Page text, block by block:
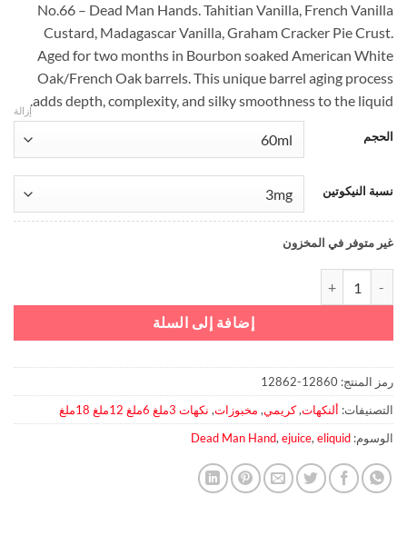
هو:
د.إ80.00.
هو:
د.إ70.00.
No.66 – Dead Man Hands. Tahitian Vanilla, French Vanilla
Custard, Madagascar Vanilla, Graham Cracker Pie Crust.
Aged for two months in Bourbon soaked American White
Oak/French Oak barrels. This unique barrel aging process
adds depth, complexity, and silky smoothness to the liquid.
الحجم
نسبة النيكوتين
إزالة
غير متوفر في المخزون
إضافة إلى السلة
رمز المنتج: 12860-12862
التصنيفات: ألنكهات,كريمي, مخبوزات, نكهات 3ملغ 6ملغ 12ملغ 18ملغ
الوسوم:
Dead Man Hand, ejuice, eliquid